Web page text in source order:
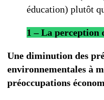
éducation) plutôt
1 – La perception
Une diminution des
environnementales à
préoccupations